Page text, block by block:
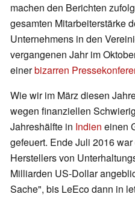
machen den Berichten
gesamten Mitarbeiterstärke
Unternehmens in den
vergangenen Jahr im
einerbizarren
Wie wir im März diesen
wegen finanziellen
Jahreshälfte in Indien einen
gefeuert. Ende Juli 2016
Herstellers von
Milliarden US-Dollar
Sache", bis LeEco dann in